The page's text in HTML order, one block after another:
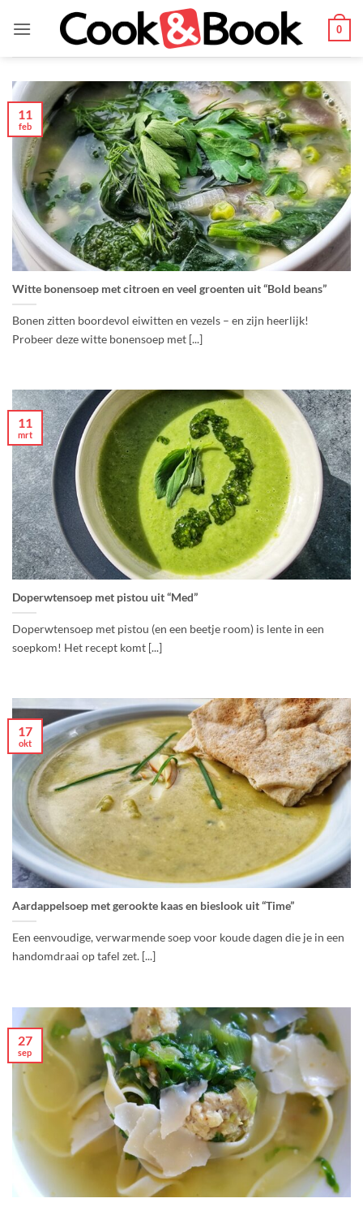
naar
0
Witte bonensoep met citroen en veel groenten uit “Bold beans”
Bonen zitten boordevol eiwitten en vezels – en zijn heerlijk!
Probeer deze witte bonensoep met [...]
11
feb
Doperwtensoep met pistou uit “Med”
Doperwtensoep met pistou (en een beetje room) is lente in een
soepkom! Het recept komt [...]
11
mrt
Aardappelsoep met gerookte kaas en bieslook uit “Time”
Een eenvoudige, verwarmende soep voor koude dagen die je in een
handomdraai op tafel zet. [...]
17
okt
27
sep